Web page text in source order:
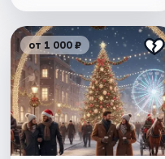
от 1 000 ₽